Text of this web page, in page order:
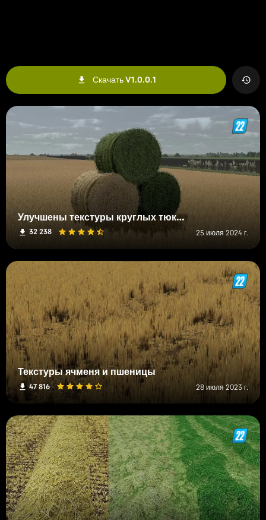
Скачать V1.0.0.1
Улучшены текстуры круглых тюков сена, соломы и травы.
32 238 25 июля 2024 г.
Текстуры ячменя и пшеницы
47 816 28 июля 2023 г.